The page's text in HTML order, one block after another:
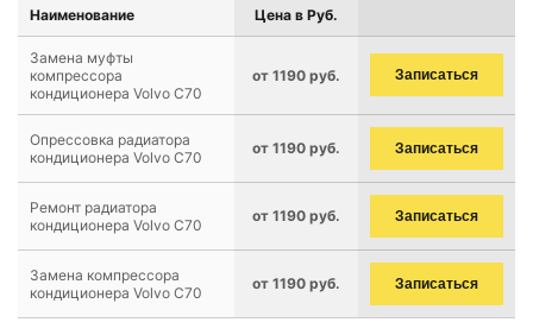
Наименование Цена в Руб.
Замена муфты
компрессора
кондиционера Volvo C70
от 1190 руб. Записаться
Опрессовка радиатора
кондиционера Volvo C70
от 1190 руб. Записаться
Ремонт радиатора
кондиционера Volvo C70
от 1190 руб. Записаться
Замена компрессора
кондиционера Volvo C70
от 1190 руб. Записаться